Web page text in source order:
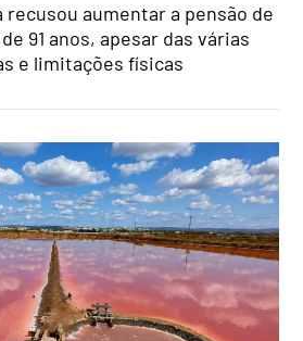
aumentar a pensão de
91 anos, apesar das várias
e limitações físicas